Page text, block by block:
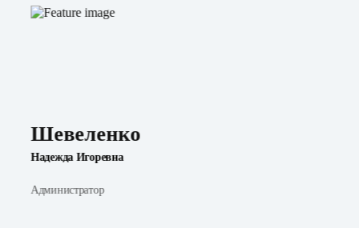
Шевеленко
Надежда Игоревна
Администратор